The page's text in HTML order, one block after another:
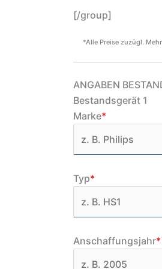
[/group]
*Alle Preise zuzügl.
ANGABEN
Bestandsgerät 1
Marke*
Typ*
Anschaffungsjahr*